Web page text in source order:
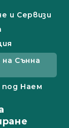
и Сервизи
на Сънна
Наем